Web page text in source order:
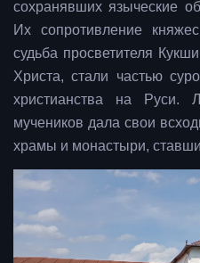
сохранявших языческие
Их сопротивление
судьба просветителя
Христа, стали частью
христианства на Руси.
мучеников дала свои
храмы и монастыри,